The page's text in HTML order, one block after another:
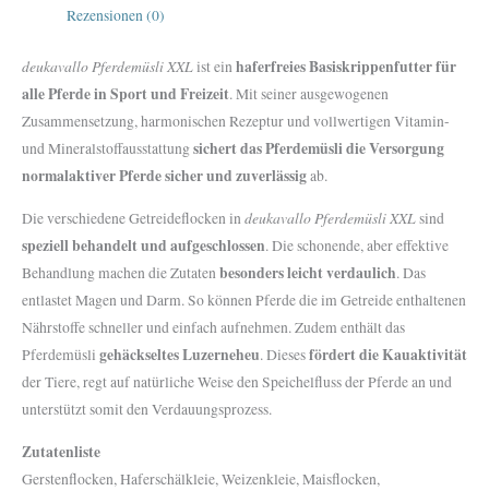
Rezensionen (0)
deukavallo Pferdemüsli XXList einhaferfreies Basiskrippenfutter für
alle Pferde in Sport und Freizeit. Mit seiner ausgewogenen
Zusammensetzung, harmonischen Rezeptur und vollwertigen Vitamin-
und Mineralstoffausstattungsichert das Pferdemüsli die Versorgung
normalaktiver Pferde sicher und zuverlässigab.
Die verschiedene Getreideflocken indeukavallo Pferdemüsli XXLsind
speziell behandelt und aufgeschlossen. Die schonende, aber effektive
Behandlung machen die Zutatenbesonders leicht verdaulich. Das
entlastet Magen und Darm. So können Pferde die im Getreide enthaltenen
Nährstoffe schneller und einfach aufnehmen. Zudem enthält das
Pferdemüsli gehäckseltes Luzerneheu. Diesesfördert die Kauaktivität
der Tiere, regt auf natürliche Weise den Speichelfluss der Pferde an und
unterstützt somit den Verdauungsprozess.
Zutatenliste
Gerstenflocken, Haferschälkleie, Weizenkleie, Maisflocken,